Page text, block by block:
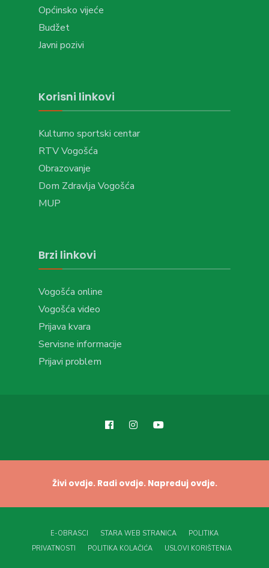
Općinsko vijeće
Budžet
Javni pozivi
Korisni linkovi
Kulturno sportski centar
RTV Vogošća
Obrazovanje
Dom Zdravlja Vogošća
MUP
Brzi linkovi
Vogošća online
Vogošća video
Prijava kvara
Servisne informacije
Prijavi problem
Živi ovdje. Radi ovdje. Napreduj ovdje.
E-OBRASCI STARA WEB STRANICA
POLITIKA
PRIVATNOSTI
POLITIKA KOLAČIĆA USLOVI KORIŠTENJA